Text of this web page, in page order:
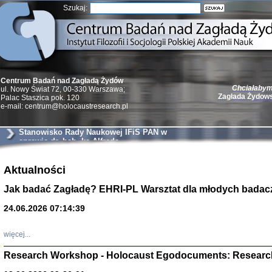
Szukaj:
Zagłada
Natalia Aleksiun,
Deborah Dash
Turski, Laurence
Centrum Badań nad Zagładą Żydów
ul. Nowy Świat 72, 00-330 Warszawa;
Palac Staszica pok. 120
e-mail: centrum@holocaustresearch.pl
Stanowisko Rady Naukowej IFiS PAN w
sprawie dr. hab. ks Alfreda
Aktualności
Jak badać Zagładę? EHRI-PL Warsztat dla młodych
24.06.2026 07:14:39
więcej...
Research Workshop - Holocaust Egodocuments: